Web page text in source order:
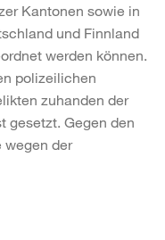
Kantonen sowie in
und Finnland
werden können.
polizeilichen
zuhanden der
gesetzt. Gegen den
wegen der